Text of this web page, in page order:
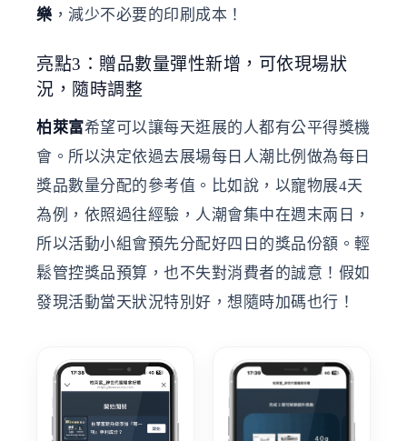
樂 ，減少不必要的印刷成本！
亮點3：贈品數量彈性新增，可依現場狀
況，隨時調整
柏萊富希望可以讓每天逛展的人都有公平得獎機
會。所以決定依過去展場每日人潮比例做為每日
獎品數量分配的參考值。比如說，以寵物展4天
為例，依照過往經驗，人潮會集中在週末兩日，
所以活動小組會預先分配好四日的獎品份額。輕
鬆管控獎品預算，也不失對消費者的誠意！假如
發現活動當天狀況特別好，想隨時加碼也行！